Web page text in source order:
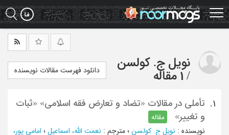
Skip
to
main
نویل ج. کولسن
/ 1 مقاله دانلود فهرست مقالات نویسنده
1.
تأملی در مقالات «تضاد و تعارض فقه اسلامی» «ثبات
و تغییر»
مقاله
نویسنده : نویل ج. کولسن ؛ مترجم : نعمت الله، اسماعیل ؛ امامی پور،